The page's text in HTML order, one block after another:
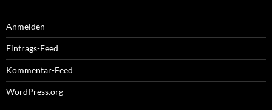
Anmelden
Eintrags-Feed
Kommentar-Feed
WordPress.org